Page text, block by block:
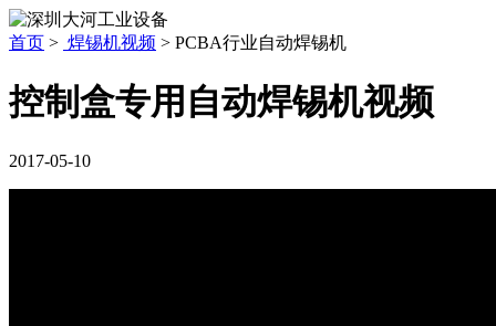
首页 > 焊锡机视频 > PCBA行业自动焊锡机
控制盒专用自动焊锡机视频
2017-05-10